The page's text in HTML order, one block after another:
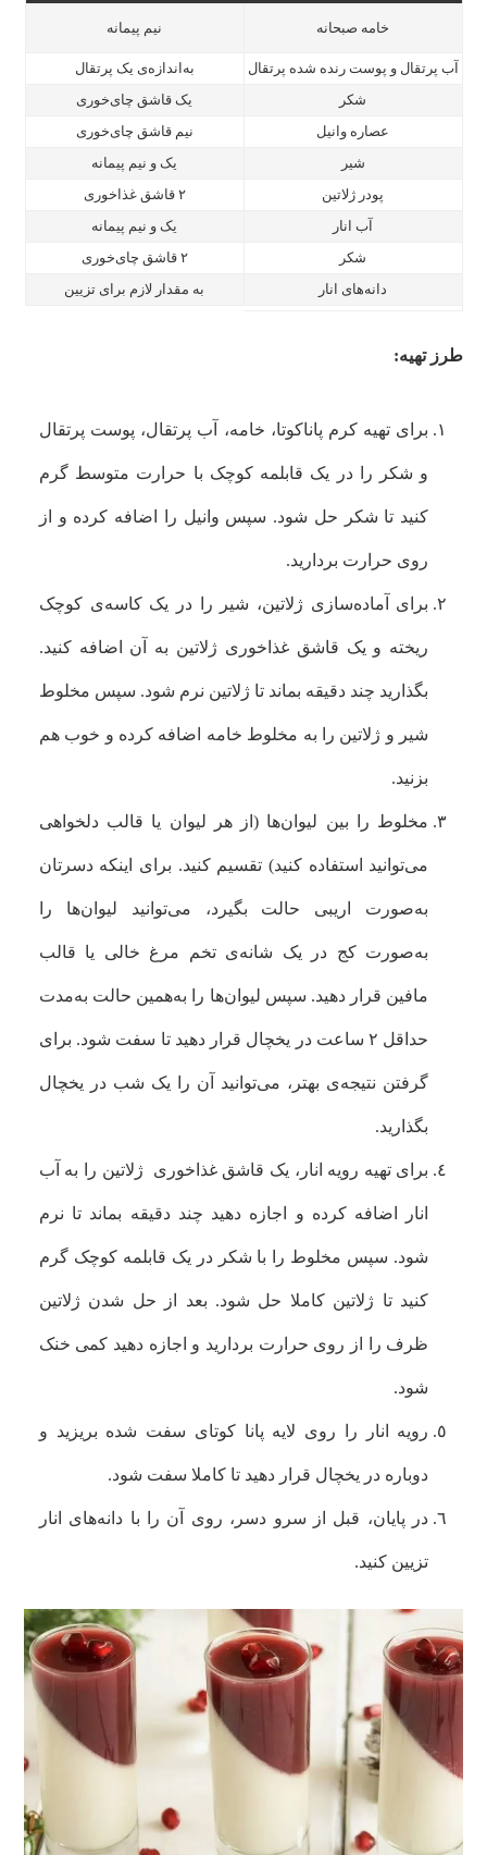
خامه صبحانه نیم پیمانه
آب پرتقال و پوست رنده شده پرتقال
به‌اندازه‌ی یک پرتقال
شکر
یک قاشق چای‌خوری
عصاره وانیل
نیم قاشق چای‌خوری
شیر
یک و نیم پیمانه
پودر ژلاتین
۲ قاشق غذاخوری
آب انار
یک و نیم پیمانه
شکر
۲ قاشق چای‌خوری
دانه‌های انار
به مقدار لازم برای تزیین
طرز تهیه:
برای تهیه کرم پاناکوتا، خامه، آب پرتقال، پوست پرتقال
و شکر را در یک قابلمه کوچک با حرارت متوسط گرم
کنید تا شکر حل شود. سپس وانیل را اضافه کرده و از
روی حرارت بردارید.
برای آماده‌سازی ژلاتین، شیر را در یک کاسه‌ی کوچک
ریخته و یک قاشق غذاخوری ژلاتین به آن اضافه کنید.
بگذارید چند دقیقه بماند تا ژلاتین نرم شود. سپس مخلوط
شیر و ژلاتین را به مخلوط خامه اضافه کرده و خوب هم
بزنید.
مخلوط را بین لیوان‌ها (از هر لیوان یا قالب دلخواهی
می‌توانید استفاده کنید) تقسیم کنید. برای اینکه دسرتان
به‌صورت اریبی حالت بگیرد، می‌توانید لیوان‌ها را
به‌صورت کج در یک شانه‌ی تخم مرغ خالی یا قالب
مافین قرار دهید. سپس لیوان‌ها را به‌همین حالت به‌مدت
حداقل ۲ ساعت در یخچال قرار دهید تا سفت شود. برای
گرفتن نتیجه‌ی بهتر، می‌توانید آن را یک شب در یخچال
بگذارید.
برای تهیه رویه انار، یک قاشق غذاخوری ژلاتین را به آب
انار اضافه کرده و اجازه دهید چند دقیقه بماند تا نرم
شود. سپس مخلوط را با شکر در یک قابلمه کوچک گرم
کنید تا ژلاتین کاملا حل شود. بعد از حل شدن ژلاتین
ظرف را از روی حرارت بردارید و اجازه دهید کمی خنک
شود.
رویه انار را روی لایه پانا کوتای سفت شده بریزید و
دوباره در یخچال قرار دهید تا کاملا سفت شود.
در پایان، قبل از سرو دسر، روی آن را با دانه‌های انار
تزیین کنید.